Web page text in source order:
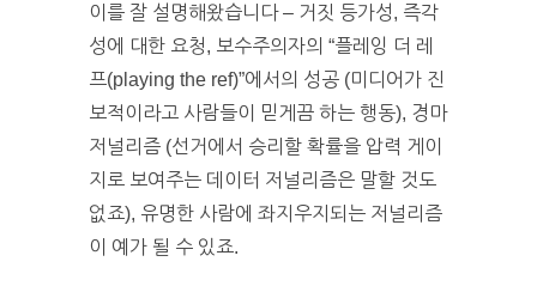
이를 잘 설명해왔습니다 – 거짓 등가성, 즉각
성에 대한 요청, 보수주의자의 “플레잉 더 레
프(playing the ref)”에서의 성공 (미디어가 진
보적이라고 사람들이 믿게끔 하는 행동), 경마
저널리즘 (선거에서 승리할 확률을 압력 게이
지로 보여주는 데이터 저널리즘은 말할 것도
없죠), 유명한 사람에 좌지우지되는 저널리즘
이 예가 될 수 있죠.